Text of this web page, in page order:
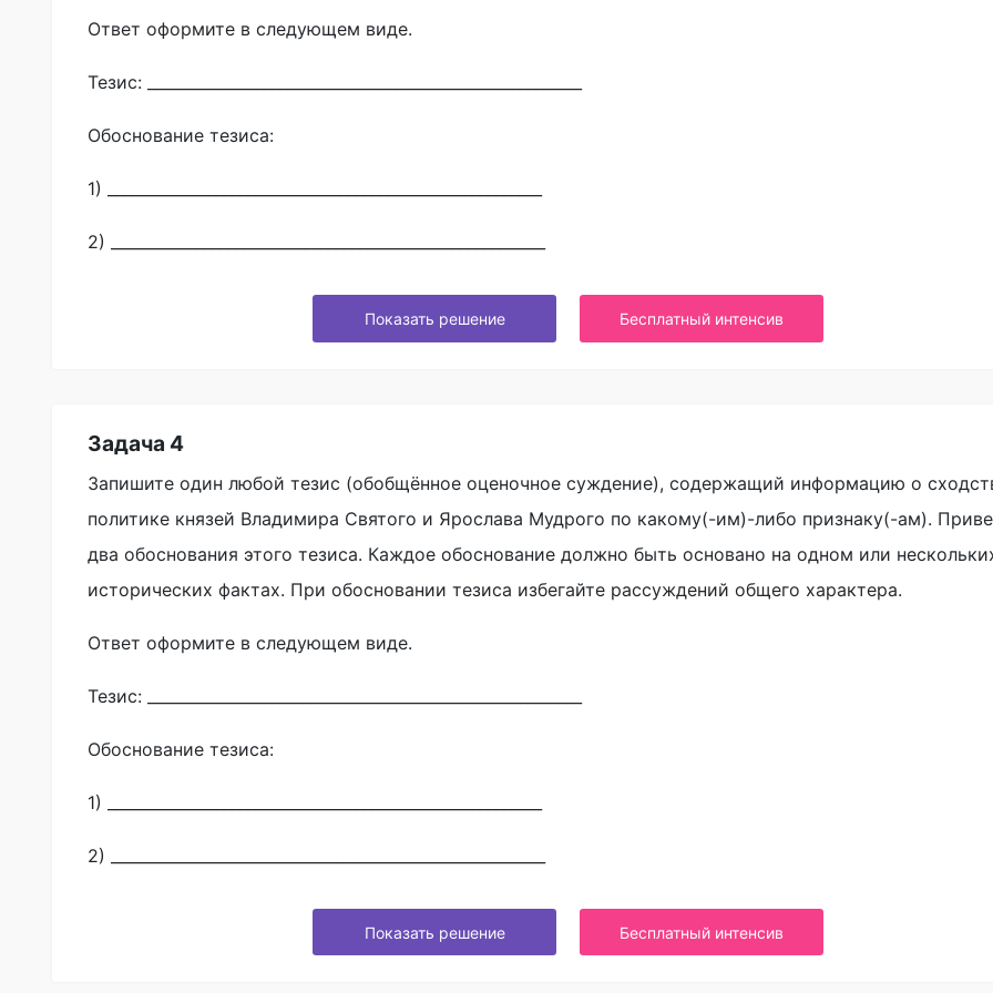
Ответ оформите в следующем виде.
Тезис: ________________________________________________________
Обоснование тезиса:
1) ________________________________________________________
2) ________________________________________________________
Показать решение Бесплатный интенсив
Задача 4
Запишите один любой тезис (обобщённое оценочное суждение), содержащий информацию о
политике князей Владимира Святого и Ярослава Мудрого по какому(-им)-либо признаку(-ам).
два обоснования этого тезиса. Каждое обоснование должно быть основано на одном или
исторических фактах. При обосновании тезиса избегайте рассуждений общего характера.
Ответ оформите в следующем виде.
Тезис: ________________________________________________________
Обоснование тезиса:
1) ________________________________________________________
2) ________________________________________________________
Показать решение Бесплатный интенсив